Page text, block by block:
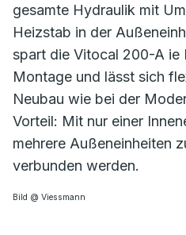
gesamte Hydraulik mit
Heizstab in der
spart die Vitocal 200-A ie
Montage und lässt sich
Neubau wie bei der
Vorteil: Mit nur einer
mehrere Außeneinheiten
verbunden werden.
Bild @ Viessmann